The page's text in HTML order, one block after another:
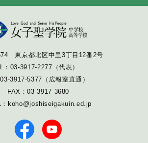
東京都北区中里3丁目12番2号
： 03-3917-2277 （代表）
03-3917-5377 （広報室直通）
FAX：03-3917-3680
koho@joshiseigakuin.ed.jp